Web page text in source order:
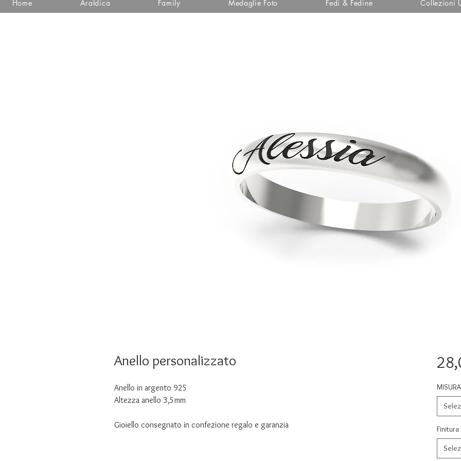
Home Araldica Family Medaglie Foto Fedi & Fedine Collezioni
Anello personalizzato
Anello in argento 925
Altezza anello 3,5mm
Gioiello consegnato in confezione regalo e garanzia Finitura